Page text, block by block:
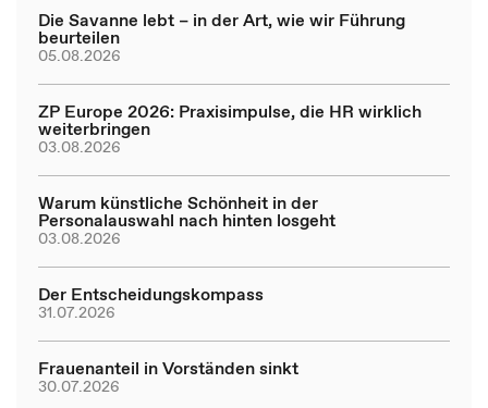
Die Savanne lebt – in der Art, wie wir Führung
beurteilen
05.08.2026
ZP Europe 2026: Praxisimpulse, die HR wirklich
weiterbringen
03.08.2026
Warum künstliche Schönheit in der
Personalauswahl nach hinten losgeht
03.08.2026
Der Entscheidungskompass
31.07.2026
Frauenanteil in Vorständen sinkt
30.07.2026